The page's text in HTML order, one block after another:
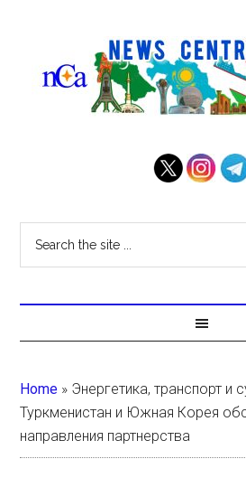
Home » Энергетика, транспорт и
Туркменистан и Южная Корея
направления партнерства